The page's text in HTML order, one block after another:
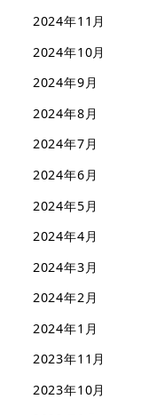
2024年11月
2024年10月
2024年9月
2024年8月
2024年7月
2024年6月
2024年5月
2024年4月
2024年3月
2024年2月
2024年1月
2023年11月
2023年10月